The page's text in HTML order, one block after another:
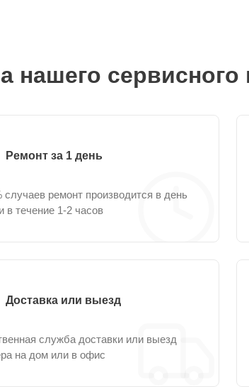
нашего сервисного
Ремонт за 1 день
случаев ремонт производится в день
в течение 1-2 часов
Доставка или выезд
служба доставки или выезд
на дом или в офис